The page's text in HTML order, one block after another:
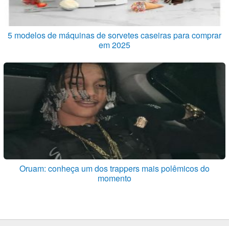
5 modelos de máquinas de sorvetes caseiras para comprar
em 2025
Oruam: conheça um dos trappers mais polêmicos do
momento